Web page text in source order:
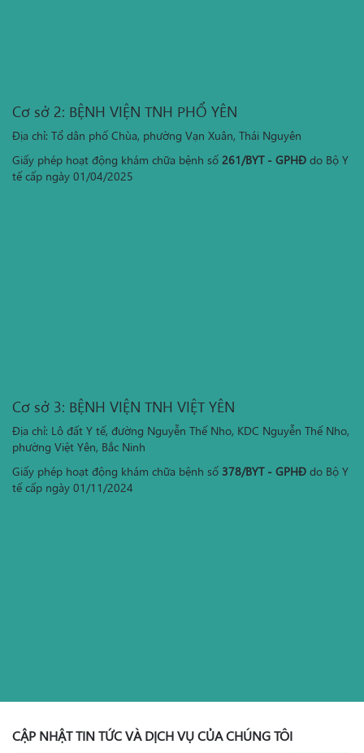
Cơ sở 2: BỆNH VIỆN TNH PHỔ YÊN
Địa chỉ: Tổ dân phố Chùa, phường Vạn Xuân, Thái Nguyên
Giấy phép hoạt động khám chữa bệnh số 261/BYT - GPHĐ do Bộ Y
tế cấp ngày 01/04/2025
Cơ sở 3: BỆNH VIỆN TNH VIỆT YÊN
Địa chỉ: Lô đất Y tế, đường Nguyễn Thế Nho, KDC Nguyễn Thế Nho,
phường Việt Yên, Bắc Ninh
Giấy phép hoạt động khám chữa bệnh số 378/BYT - GPHĐ do Bộ Y
tế cấp ngày 01/11/2024
CẬP NHẬT TIN TỨC VÀ DỊCH VỤ CỦA CHÚNG TÔI